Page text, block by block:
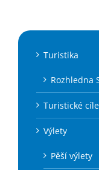
Turistika
Rozhledna
Turistické cíle
Výlety
Pěší výlety